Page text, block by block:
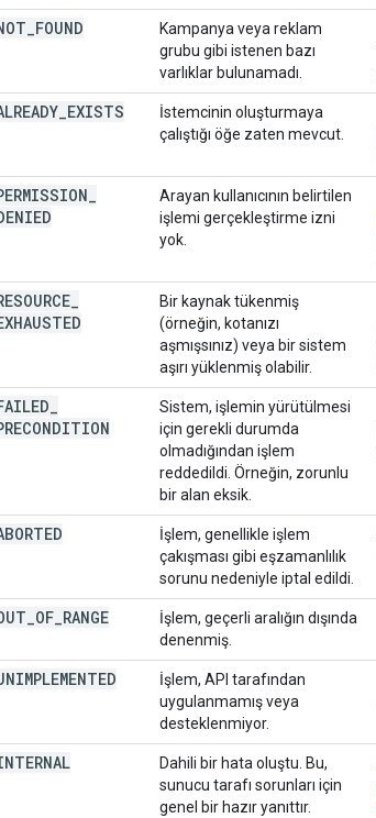
FOUND
Kampanya veya reklam
grubu gibi istenen bazı
varlıklar bulunamadı.
EXISTS
İstemcinin oluşturmaya
çalıştığı öğe zaten mevcut.
Arayan kullanıcının belirtilen
işlemi gerçekleştirme izni
yok.
Bir kaynak tükenmiş
(örneğin, kotanızı
aşmışsınız) veya bir sistem
aşırı yüklenmiş olabilir.
Sistem, işlemin yürütülmesi
için gerekli durumda
olmadığından işlem
reddedildi. Örneğin, zorunlu
bir alan eksik.
İşlem, genellikle işlem
çakışması gibi eşzamanlılık
sorunu nedeniyle iptal edildi.
OF RANGE
İşlem, geçerli aralığın dışında
denenmiş.
İşlem, API tarafından
uygulanmamış veya
desteklenmiyor.
Dahili bir hata oluştu. Bu,
sunucu tarafı sorunları için
genel bir hazır yanıttır.